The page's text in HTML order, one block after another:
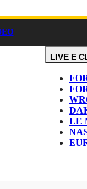
LIVE E
LE